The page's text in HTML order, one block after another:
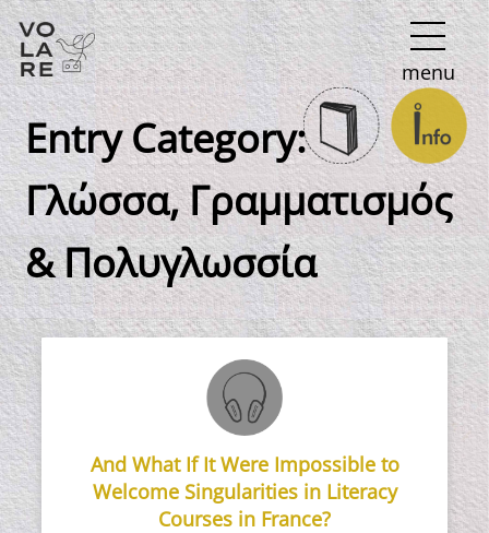
Κύρια
πλοήγηση
menu
Entry Category:
Γλώσσα, Γραμματισμός
& Πολυγλωσσία
And What If It Were Impossible to
Welcome Singularities in Literacy
Courses in France?